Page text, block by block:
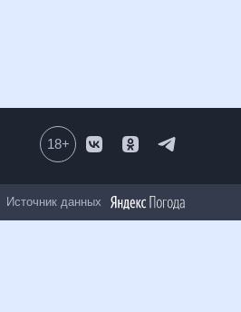
18+
Источник данных